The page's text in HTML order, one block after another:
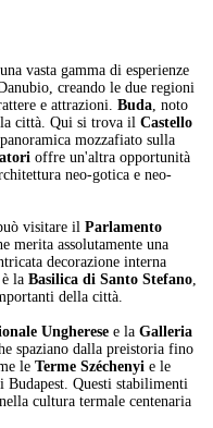
vasta gamma di esperienze
creando le due regioni
e attrazioni. Buda, noto
città. Qui si trova il Castello
mozzafiato sulla
offre un'altra opportunità
neo-gotica e neo-
visitare il Parlamento
merita assolutamente una
decorazione interna
la Basilica di Santo Stefano,
della città.
Ungheresee la Galleria
spaziano dalla preistoria fino
le Terme Széchenyie le
Budapest. Questi stabilimenti
cultura termale centenaria